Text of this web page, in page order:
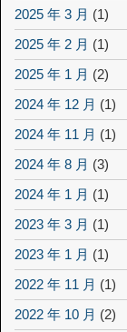
2025 年 3 月 (1)
2025 年 2 月 (1)
2025 年 1 月 (2)
2024 年 12 月 (1)
2024 年 11 月 (1)
2024 年 8 月 (3)
2024 年 1 月 (1)
2023 年 3 月 (1)
2023 年 1 月 (1)
2022 年 11 月 (1)
2022 年 10 月 (2)